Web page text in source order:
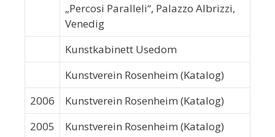
„Percosi Paralleli“, Palazzo Albrizzi,
Venedig
Kunstkabinett Usedom
Kunstverein Rosenheim (Katalog)
2006
Kunstverein Rosenheim (Katalog)
2005
Kunstverein Rosenheim (Katalog)